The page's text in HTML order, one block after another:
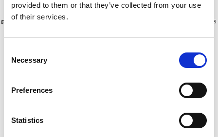
provided to them or that they’ve collected from your use
of their services.
Selection
Necessary
Preferences
Statistics
Plus de 10 000 clients satisfaits
Livraison gratuite aux Pays-Bas